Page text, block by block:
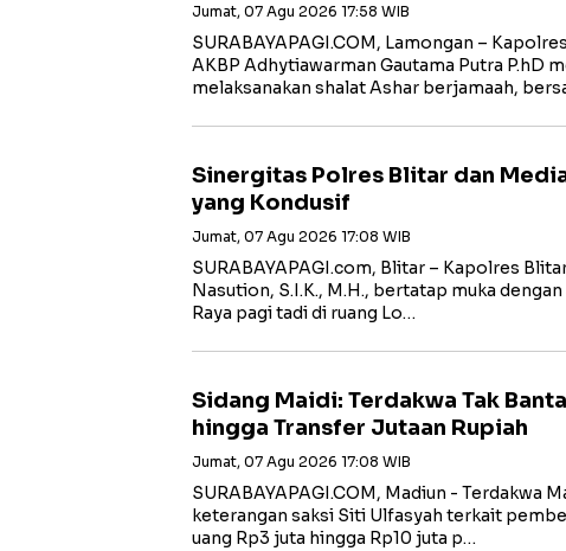
Jumat, 07 Agu 2026 17:58 WIB
SURABAYAPAGI.COM, Lamongan –
AKBP Adhytiawarman Gautama Putra P.hD
melaksanakan shalat Ashar berjamaah,
Sinergitas Polres Blitar dan
yang Kondusif
Jumat, 07 Agu 2026 17:08 WIB
SURABAYAPAGI.com, Blitar – Kapolres
Nasution, S.I.K., M.H., bertatap muka
Raya pagi tadi di ruang Lo…
Sidang Maidi: Terdakwa Tak
hingga Transfer Jutaan Rupiah
Jumat, 07 Agu 2026 17:08 WIB
‎SURABAYAPAGI.COM, Madiun - Terdakwa
keterangan saksi Siti Ulfasyah terkait
uang Rp3 juta hingga Rp10 juta p…